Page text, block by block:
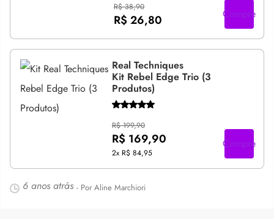
R$ 38,90
R$ 26,80 Compre
Real Techniques
Kit Rebel Edge Trio (3
Produtos)
R$ 199,90
R$ 169,90
2x R$ 84,95
Compre
6 anos atrás - Por Aline Marchiori